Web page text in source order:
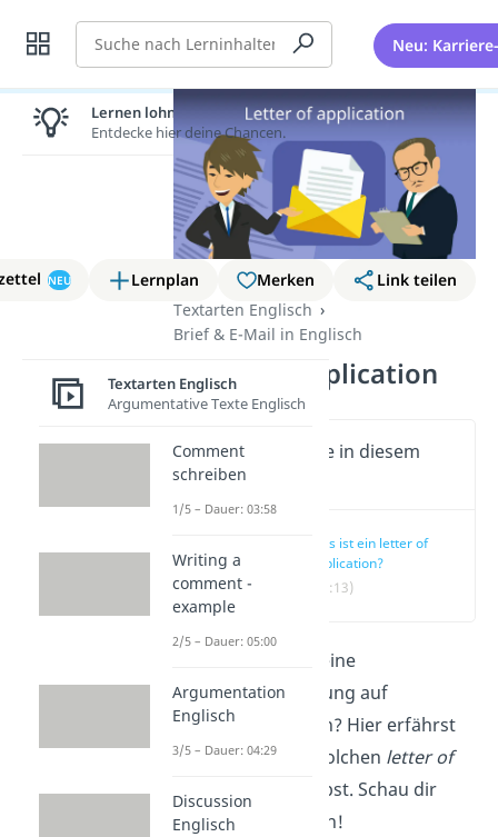
Suche Neu:
NEU Lernplan Merken
Link teilen
Textarten Englisch
Brief & E-Mail in Englisch
Letter of application
Wichtige Inhalte in diesem
Video
Was ist ein letter of
application?
(00:13)
Du willst dich für eine
Stellenausschreibung auf
Englisch
bewerben? Hier erfährst
du, wie du einen solchen letter of
application
schreibst. Schau dir
direkt das
an!
Lernen lohnt sich!
Entdecke hier deine Chancen.
Textarten Englisch
Argumentative Texte Englisch
Comment
schreiben
1/5 – Dauer: 03:58
Writing a
comment -
example
2/5 – Dauer: 05:00
Argumentation
Englisch
3/5 – Dauer: 04:29
Discussion
Englisch